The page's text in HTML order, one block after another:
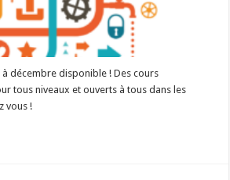
décembre disponible ! Des cours
tous niveaux et ouverts à tous dans les
vous !